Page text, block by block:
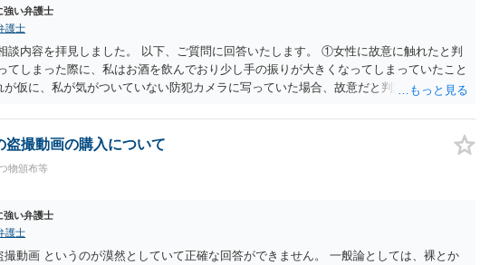
強い弁護士
護士
談内容を拝見しました。 以下、ご質問に回答いたします。 ①女性に故意に触れたと判
てしまった際に、私はお酒を飲んでおり少し手の振りが大きくなってしまっていたこと
が仮に、私が気がついていない防犯カメラに写っていた場合、故意だと判定されやすい
により、痴漢やその他の犯罪を犯したとして、逮捕、呼び出しされる可能性はどれほど
て当たってしまっただけであり、さらにその場で女性等のアクションが無かったことか
び出しの可能性があると考えれば良いのでしょうか？ 逮捕や呼び出しの可能性は極めて
連絡が来ることはないでしょう。
盗撮動画の購入について
物頒布等
強い弁護士
護士
撮動画 というのが漠然としていて正確な回答ができません。 一般論としては、裸とか